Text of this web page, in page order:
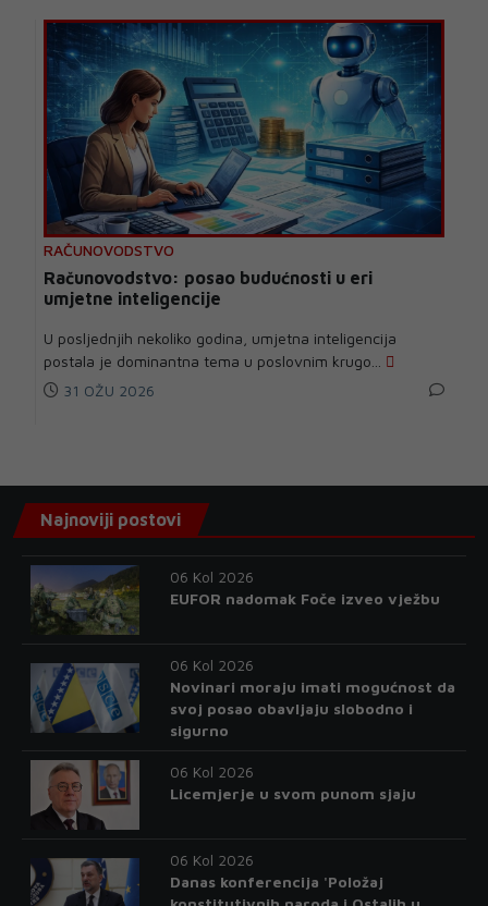
RAČUNOVODSTVO
Računovodstvo: posao budućnosti u eri
umjetne inteligencije
U posljednjih nekoliko godina, umjetna inteligencija
postala je dominantna tema u poslovnim krugo...
31 OŽU 2026
Najnoviji postovi
06 Kol 2026
EUFOR nadomak Foče izveo vježbu
06 Kol 2026
Novinari moraju imati mogućnost da
svoj posao obavljaju slobodno i
sigurno
06 Kol 2026
Licemjerje u svom punom sjaju
06 Kol 2026
Danas konferencija 'Položaj